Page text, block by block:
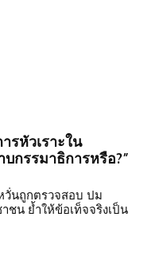
รหัวเราะใน
กรรมาธิการหรือ?”
วั่นถูกตรวจสอบ ปม
ชน ย้ำให้ข้อเท็จจริงเป็น